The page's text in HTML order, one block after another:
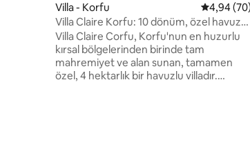
Villa - Korfu 54,94
Villa Claire Korfu: 10 dönüm, özel havuz
ve stüdyo
Villa Claire Corfu, Korfu'nun en huzurlu
kırsal bölgelerinden birinde tam
mahremiyet ve alan sunan, tamamen
özel, 4 hektarlık bir havuzlu villadır.